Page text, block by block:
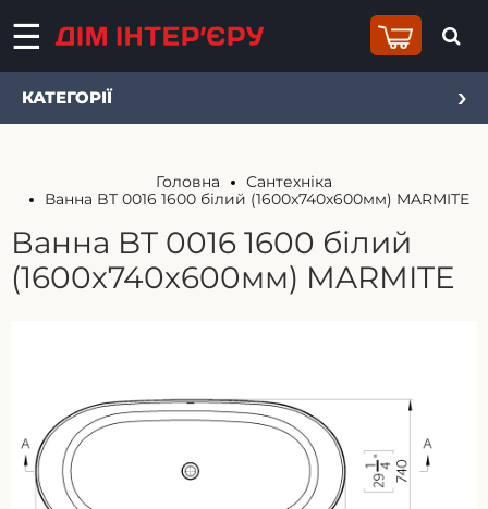
КАТЕГОРІЇ
Головна
Сантехніка
Ванна BT 0016 1600 білий (1600х740х600мм) MARMITE
Ванна BT 0016 1600 білий
(1600х740х600мм) MARMITE